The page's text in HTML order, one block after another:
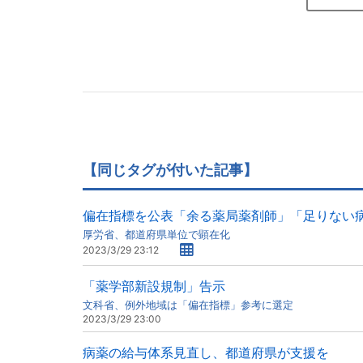
【同じタグが付いた記事】
偏在指標を公表「余る薬局薬剤師」「足りない
厚労省、都道府県単位で顕在化
2023/3/29 23:12
「薬学部新設規制」告示
文科省、例外地域は「偏在指標」参考に選定
2023/3/29 23:00
病薬の給与体系見直し、都道府県が支援を